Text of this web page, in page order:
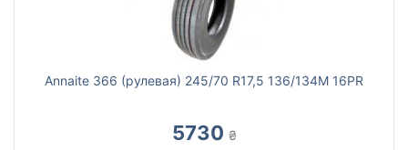
Annaite 366 (рулевая) 245/70 R17,5 136/134M 16PR
5730 ₴